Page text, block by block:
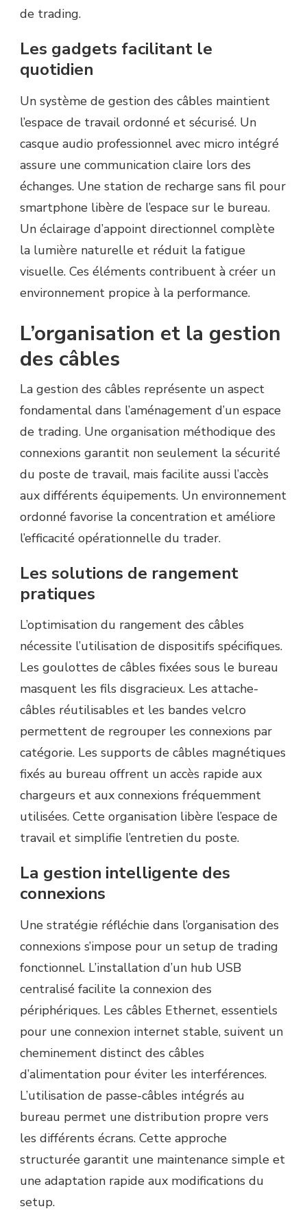
de trading.
Les gadgets facilitant le
quotidien
Un système de gestion des câbles maintient
l’espace de travail ordonné et sécurisé. Un
casque audio professionnel avec micro intégré
assure une communication claire lors des
échanges. Une station de recharge sans fil pour
smartphone libère de l’espace sur le bureau.
Un éclairage d’appoint directionnel complète
la lumière naturelle et réduit la fatigue
visuelle. Ces éléments contribuent à créer un
environnement propice à la performance.
L’organisation et la gestion
des câbles
La gestion des câbles représente un aspect
fondamental dans l’aménagement d’un espace
de trading. Une organisation méthodique des
connexions garantit non seulement la sécurité
du poste de travail, mais facilite aussi l’accès
aux différents équipements. Un environnement
ordonné favorise la concentration et améliore
l’efficacité opérationnelle du trader.
Les solutions de rangement
pratiques
L’optimisation du rangement des câbles
nécessite l’utilisation de dispositifs spécifiques.
Les goulottes de câbles fixées sous le bureau
masquent les fils disgracieux. Les attache-
câbles réutilisables et les bandes velcro
permettent de regrouper les connexions par
catégorie. Les supports de câbles magnétiques
fixés au bureau offrent un accès rapide aux
chargeurs et aux connexions fréquemment
utilisées. Cette organisation libère l’espace de
travail et simplifie l’entretien du poste.
La gestion intelligente des
connexions
Une stratégie réfléchie dans l’organisation des
connexions s’impose pour un setup de trading
fonctionnel. L’installation d’un hub USB
centralisé facilite la connexion des
périphériques. Les câbles Ethernet, essentiels
pour une connexion internet stable, suivent un
cheminement distinct des câbles
d’alimentation pour éviter les interférences.
L’utilisation de passe-câbles intégrés au
bureau permet une distribution propre vers
les différents écrans. Cette approche
structurée garantit une maintenance simple et
une adaptation rapide aux modifications du
setup.